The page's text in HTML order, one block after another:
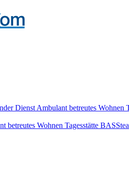
Dienst Ambulant betreutes Wohnen
betreutes Wohnen Tagesstätte